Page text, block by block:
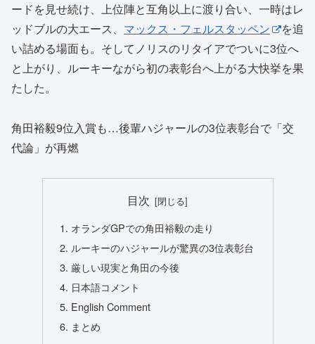
ードを見せ続け、上位陣と互角以上に渡り合い、一時はレ
ッドブルの大エース、 マックス・フェルスタッペン
を追
い詰める場面も。そしてノリスのリタイアでついに3位へ
と上がり、ルーキーながら初の表彰台へ上がる大快挙を果
たした。
角田裕毅9位入賞も…後輩ハジャールの3位表彰台で「交
代論」が再燃
目次
オランダGPでの角田裕毅の走り
ルーキーのハジャールが驚異の3位表彰台
厳しい現実と角田の今後
日本語コメント
English Comment
まとめ